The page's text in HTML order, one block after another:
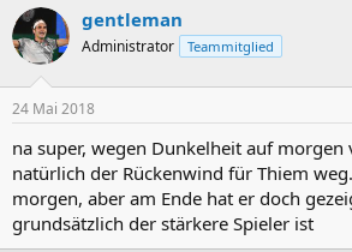
gentleman
Administrator Teammitglied
24 Mai 2018
na super, wegen Dunkelheit auf
natürlich der Rückenwind für Thiem
morgen, aber am Ende hat er doch
grundsätzlich der stärkere Spieler ist